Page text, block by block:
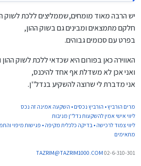
יש הרבה מאוד מומחים,שממליצים ללכת לשוק
חלקם מתמצאים ומבינים גם בשוק ההון,
בפרט עם סכומים גבוהים.
האווירה כאן בפורום היא שכדאי ללכת לשוק
ואני אכן לא משדלת אף אחד להיכנס,
אני מדברת לי שרוצה להשקיע בנדל''ן.
מרים הורביץ • הורביץ נכסים • השקעה אמינה זה נכס
ליווי אישי אמין להשקעות נדל''ן מניבות
ליווי צמוד לרכישה • בדיקה כלכלית מקיפה • פגישות מיפוי
מתאימים
02-6-310-301
TAZRIM@TAZRIM1000.COM